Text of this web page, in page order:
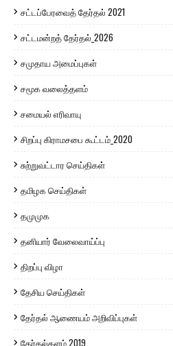
சட்டப்பேரவைத் தேர்தல் 2021
சட்டமன்றத் தேர்தல்_2026
சமுதாய அமைப்புகள்
சமூக வலைத்தளம்
சமையல் எரிவாயு
சிறப்பு கிராமசபை கூட்டம்_2020
சுற்றுவட்டார செய்திகள்
தமிழக செய்திகள்
தமுமுக
தனியார் வேலைவாய்ப்பு
திறப்பு விழா
தேசிய செய்திகள்
தேர்தல் ஆணையம் அறிவிப்புகள்
தேர்தல்களம் 2019